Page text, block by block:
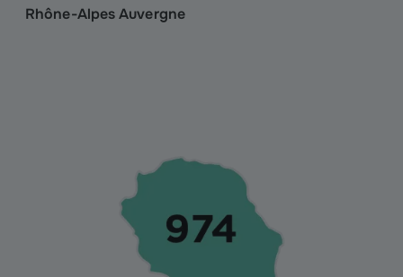
Rhône-Alpes Auvergne